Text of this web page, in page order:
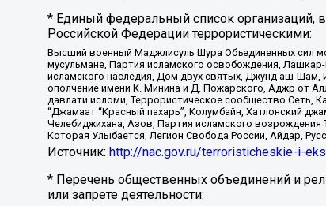
* Единый федеральный список организаций,
Российской Федерации террористическими:
Высший военный Маджлисуль Шура Объединенных сил
мусульмане, Партия исламского освобождения,
исламского наследия, Дом двух святых, Джунд аш-
ополчение имени К. Минина и Д. Пожарского, Аджр от
давлати исломи, Террористическое сообщество Сеть,
“Джамаат “Красный пахарь”, Колумбайн, Хатлонский
Челебиджихана, Азов, Партия исламского
Которая Улыбается, Легион Свобода России, Айдар,
Источник: http://nac.gov.ru/terroristicheskie-i-
* Перечень общественных объединений и
или запрете деятельности: